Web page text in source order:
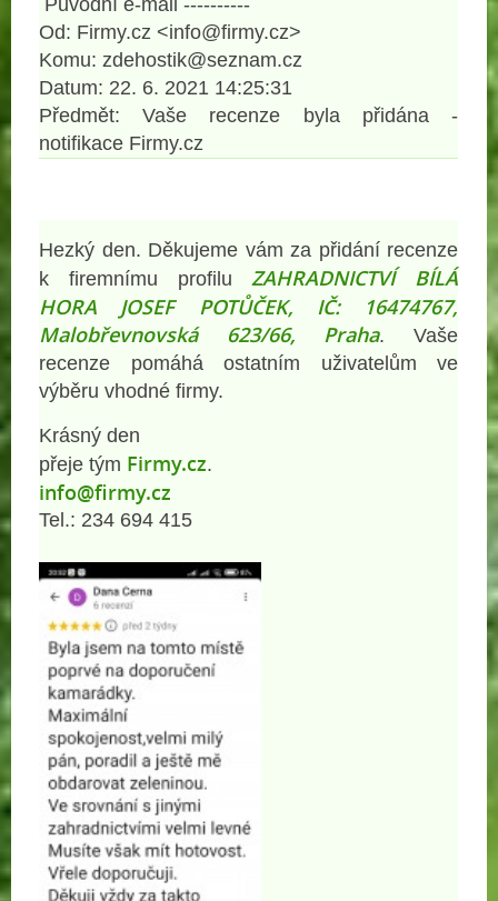
Původní e-mail ----------
Od: Firmy.cz <info@firmy.cz>
Komu: zdehostik@seznam.cz
Datum: 22. 6. 2021 14:25:31
Předmět: Vaše recenze byla přidána -
notifikace Firmy.cz
Hezký den. Děkujeme vám za přidání recenze
k firemnímu profiluZAHRADNICTVÍ BÍLÁ
HORA JOSEF POTŮČEK, IČ: 16474767,
Malobřevnovská 623/66, Praha. Vaše
recenze pomáhá ostatním uživatelům ve
výběru vhodné firmy.
Krásný den
přeje tým Firmy.cz.
info@firmy.cz
Tel.: 234 694 415